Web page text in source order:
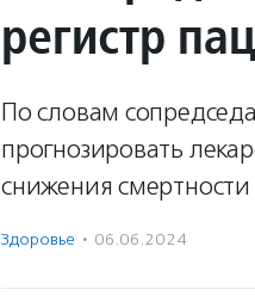
регистр
По словам
прогнозировать
снижения смертности
Здоровье · 06.06.2024